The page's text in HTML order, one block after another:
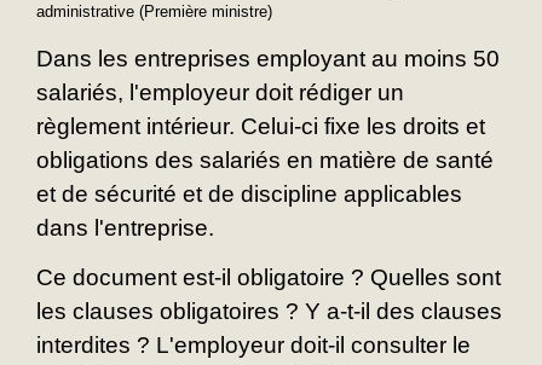
administrative (Première ministre)
Dans les entreprises employant au moins 50
salariés, l'employeur doit rédiger un
règlement intérieur. Celui-ci fixe les droits et
obligations des salariés en matière de santé
et de sécurité et de discipline applicables
dans l'entreprise.
Ce document est-il obligatoire ? Quelles sont
les clauses obligatoires ? Y a-t-il des clauses
interdites ? L'employeur doit-il consulter le